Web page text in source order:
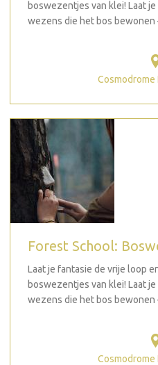
boswezentjes van klei! Laat
wezens die het bos bewonen
Forest School:
Laat je fantasie de vrije loop
boswezentjes van klei! Laat
wezens die het bos bewonen